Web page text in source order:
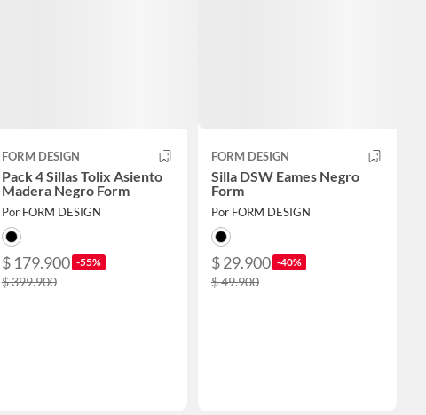
FORM DESIGN
Pack 4 Sillas Tolix Asiento
Madera Negro Form
Por FORM DESIGN
$ 179.900 -55%
$ 399.900
FORM DESIGN
Silla DSW Eames Negro
Form
Por FORM DESIGN
$ 29.900 -40%
$ 49.900